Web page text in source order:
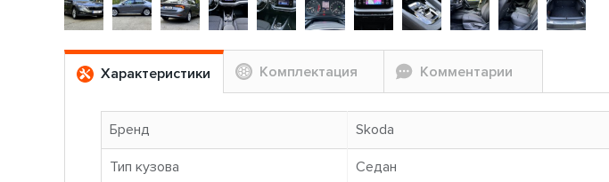
Характеристики Комплектация Комментарии
Бренд Skoda
Тип кузова Седан